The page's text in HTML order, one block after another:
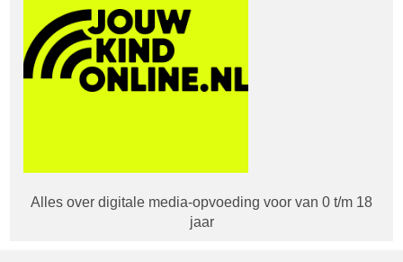
Alles over digitale media-opvoeding voor van 0 t/m 18
jaar